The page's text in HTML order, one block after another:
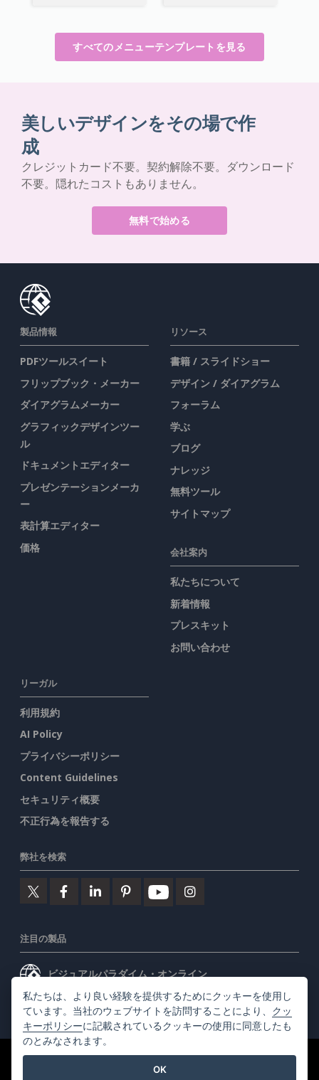
すべてのメニューテンプレートを見る
美しいデザインをその場で作
成
クレジットカード不要。契約解除不要。ダウンロード
不要。隠れたコストもありません。
無料で始める
製品情報
PDFツールスイート
フリップブック・メーカー
ダイアグラムメーカー
グラフィックデザインツー
ル
ドキュメントエディター
プレゼンテーションメーカ
ー
表計算エディター
価格
リソース
書籍 / スライドショー
デザイン / ダイアグラム
フォーラム
学ぶ
ブログ
ナレッジ
無料ツール
サイトマップ
会社案内
私たちについて
新着情報
プレスキット
お問い合わせ
リーガル
利用規約
AI Policy
プライバシーポリシー
Content Guidelines
セキュリティ概要
不正行為を報告する
弊社を検索
注目の製品
ビジュアルパラダイム・オンライン
ビジュアルパラダイムデスクトップ
©2026 by Visual Paradigm. 全ての権利を有する
私たちは、より良い経験を提供するためにクッキーを使用し
ています。当社のウェブサイトを訪問することにより、 クッ
キーポリシーに記載されているクッキーの使用に同意したも
のとみなされます。
OK